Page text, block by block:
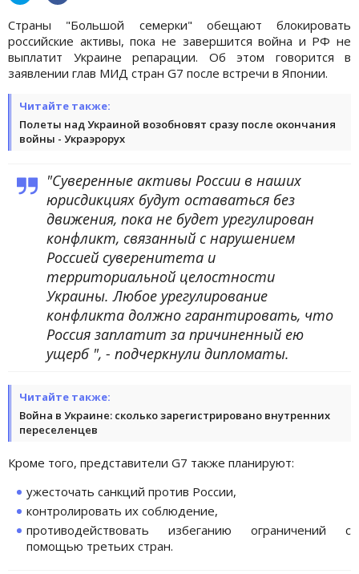
Страны "Большой семерки" обещают блокировать
российские активы, пока не завершится война и РФ не
выплатит Украине репарации. Об этом говорится в
заявлении глав МИД стран G7 после встречи в Японии.
Читайте также:
Полеты над Украиной возобновят сразу после окончания
войны - Украэрорух
"Суверенные активы России в наших
юрисдикциях будут оставаться без
движения, пока не будет урегулирован
конфликт, связанный с нарушением
Россией суверенитета и
территориальной целостности
Украины. Любое урегулирование
конфликта должно гарантировать, что
Россия заплатит за причиненный ею
ущерб ", - подчеркнули дипломаты.
Читайте также:
Война в Украине: сколько зарегистрировано внутренних
переселенцев
Кроме того, представители G7 также планируют:
ужесточать санкций против России,
контролировать их соблюдение,
противодействовать избеганию ограничений с
помощью третьих стран.